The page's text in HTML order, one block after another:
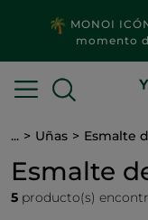
MONOI
momento
... Uñas Esmalte
Esmalte
5 producto(s)